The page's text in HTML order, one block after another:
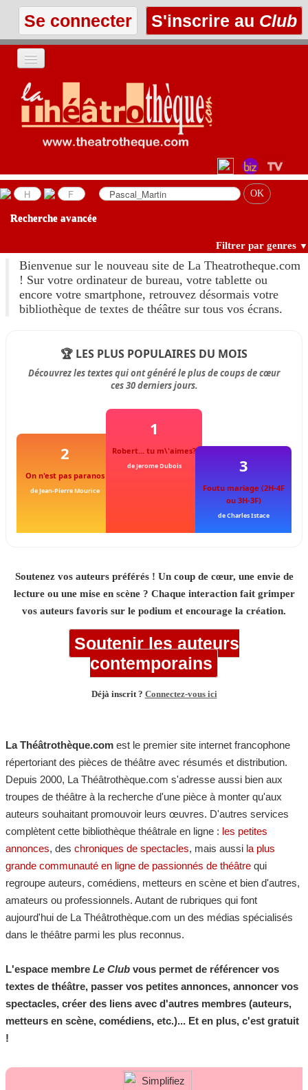
Se connecter S'inscrire au Club
ACCUEIL
LES TEXTES
LES ANNONCES
Recherche avancée
Filtrer par genres ▼
Bienvenue sur le nouveau site de La Theatrotheque.com
! Sur votre ordinateur de bureau, votre tablette ou
encore votre smartphone, retrouvez désormais votre
bibliothèque de textes de théâtre sur tous vos écrans.
🏆 LES PLUS POPULAIRES DU MOIS
Découvrez les textes qui ont généré le plus de coups de cœur
ces 30 derniers jours.
1
Robert... tu m\'aimes?
de Jerome Dubois
2
On n'est pas paranos
de Jean-Pierre Mourice
3
Foutu mariage (2H-4F
ou 3H-3F)
de Charles Istace
Soutenez vos auteurs préférés ! Un coup de cœur, une envie de
lecture ou une mise en scène ? Chaque interaction fait grimper
vos auteurs favoris sur le podium et encourage la création.
Soutenir les auteurs
contemporains
Déjà inscrit ? Connectez-vous ici
La Théâtrothèque.com est le premier site internet francophone
répertoriant des pièces de théâtre avec résumés et distribution.
Depuis 2000, La Théâtrothèque.com s'adresse aussi bien aux
troupes de théâtre à la recherche d'une pièce à monter qu'aux
auteurs souhaitant promouvoir leurs œuvres. D'autres services
complètent cette bibliothèque théâtrale en ligne : les petites
annonces, des chroniques de spectacles, mais aussi la plus
grande communauté en ligne de passionnés de théâtre qui
regroupe auteurs, comédiens, metteurs en scène et bien d'autres,
amateurs ou professionnels. Autant de rubriques qui font
aujourd'hui de La Théâtrothèque.com un des médias spécialisés
dans le théâtre parmi les plus reconnus.
L'espace membre Le Club vous permet de référencer vos
textes de théâtre, passer vos petites annonces, annoncer vos
spectacles, créer des liens avec d'autres membres (auteurs,
metteurs en scène, comédiens, etc.)... Et en plus, c'est gratuit
!